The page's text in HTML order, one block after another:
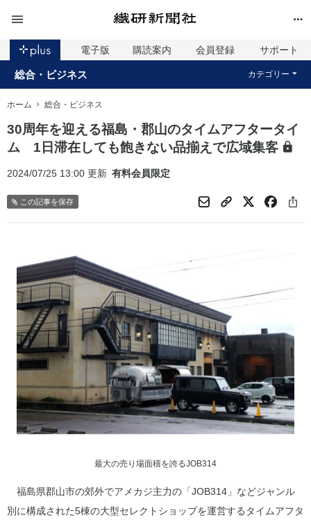
電子版 購読案内 会員登録 サポート
総合・ビジネス カテゴリー
ホーム 総合・ビジネス
30周年を迎える福島・郡山のタイムアフタータイ
ム 1日滞在しても飽きない品揃えで広域集客
2024/07/25 13:00 更新 有料会員限定
この記事を保存
最大の売り場面積を誇るJOB314
福島県郡山市の郊外でアメカジ主力の「JOB314」などジャンル
別に構成された5棟の大型セレクトショップを運営するタイムアフタ